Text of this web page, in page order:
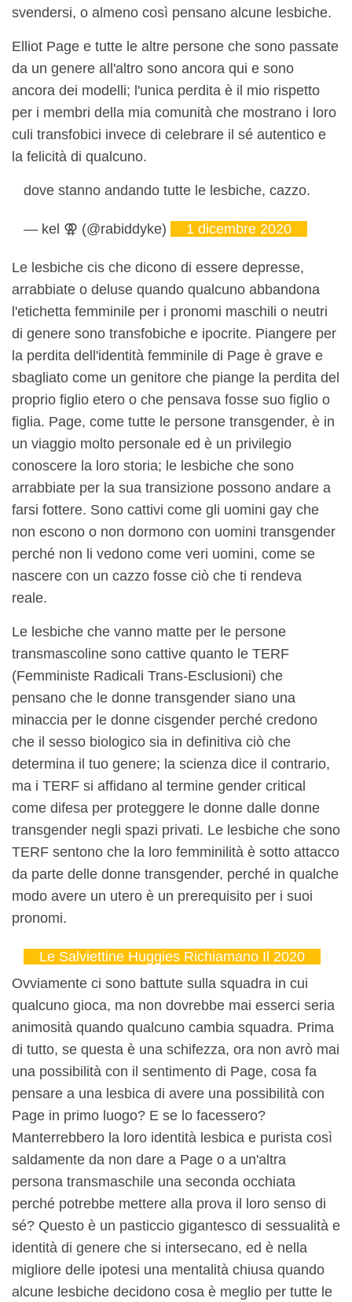
svendersi, o almeno così pensano alcune lesbiche.
Elliot Page e tutte le altre persone che sono passate
da un genere all'altro sono ancora qui e sono
ancora dei modelli; l'unica perdita è il mio rispetto
per i membri della mia comunità che mostrano i loro
culi transfobici invece di celebrare il sé autentico e
la felicità di qualcuno.
dove stanno andando tutte le lesbiche, cazzo.
— kel ⚢ (@rabiddyke) 1 dicembre 2020
Le lesbiche cis che dicono di essere depresse,
arrabbiate o deluse quando qualcuno abbandona
l'etichetta femminile per i pronomi maschili o neutri
di genere sono transfobiche e ipocrite. Piangere per
la perdita dell'identità femminile di Page è grave e
sbagliato come un genitore che piange la perdita del
proprio figlio etero o che pensava fosse suo figlio o
figlia. Page, come tutte le persone transgender, è in
un viaggio molto personale ed è un privilegio
conoscere la loro storia; le lesbiche che sono
arrabbiate per la sua transizione possono andare a
farsi fottere. Sono cattivi come gli uomini gay che
non escono o non dormono con uomini transgender
perché non li vedono come veri uomini, come se
nascere con un cazzo fosse ciò che ti rendeva
reale.
Le lesbiche che vanno matte per le persone
transmascoline sono cattive quanto le TERF
(Femministe Radicali Trans-Esclusioni) che
pensano che le donne transgender siano una
minaccia per le donne cisgender perché credono
che il sesso biologico sia in definitiva ciò che
determina il tuo genere; la scienza dice il contrario,
ma i TERF si affidano al termine gender critical
come difesa per proteggere le donne dalle donne
transgender negli spazi privati. Le lesbiche che sono
TERF sentono che la loro femminilità è sotto attacco
da parte delle donne transgender, perché in qualche
modo avere un utero è un prerequisito per i suoi
pronomi.
Le Salviettine Huggies Richiamano Il 2020
Ovviamente ci sono battute sulla squadra in cui
qualcuno gioca, ma non dovrebbe mai esserci seria
animosità quando qualcuno cambia squadra. Prima
di tutto, se questa è una schifezza, ora non avrò mai
una possibilità con il sentimento di Page, cosa fa
pensare a una lesbica di avere una possibilità con
Page in primo luogo? E se lo facessero?
Manterrebbero la loro identità lesbica e purista così
saldamente da non dare a Page o a un'altra
persona transmaschile una seconda occhiata
perché potrebbe mettere alla prova il loro senso di
sé? Questo è un pasticcio gigantesco di sessualità e
identità di genere che si intersecano, ed è nella
migliore delle ipotesi una mentalità chiusa quando
alcune lesbiche decidono cosa è meglio per tutte le